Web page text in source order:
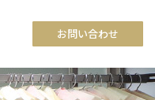
お問い合わせ